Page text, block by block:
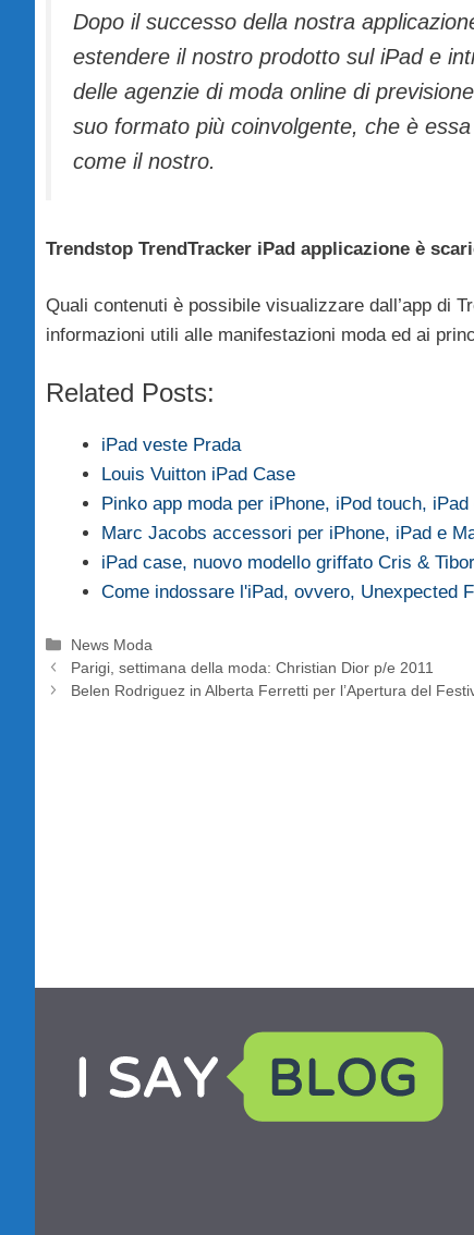
Dopo il successo della nostra
estendere il nostro prodotto sul iPad e
delle agenzie di moda online di
suo formato più coinvolgente, che è
come il nostro.
Trendstop TrendTracker iPad applicazione è
Quali contenuti è possibile visualizzare dall’app di
informazioni utili alle manifestazioni moda ed ai
Related Posts:
iPad veste Prada
Louis Vuitton iPad Case
Pinko app moda per iPhone, iPod touch,
Marc Jacobs accessori per iPhone, iPad e
iPad case, nuovo modello griffato Cris & Tibor
Come indossare l'iPad, ovvero, Unexpected
Categorie
News Moda
Parigi, settimana della moda: Christian Dior p/e 2011
Belen Rodriguez in Alberta Ferretti per l’Apertura del